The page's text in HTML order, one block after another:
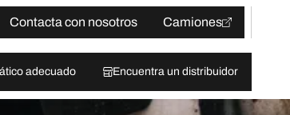
Contacta con nosotros
Camiones
adecuado Encuentra un distribuidor